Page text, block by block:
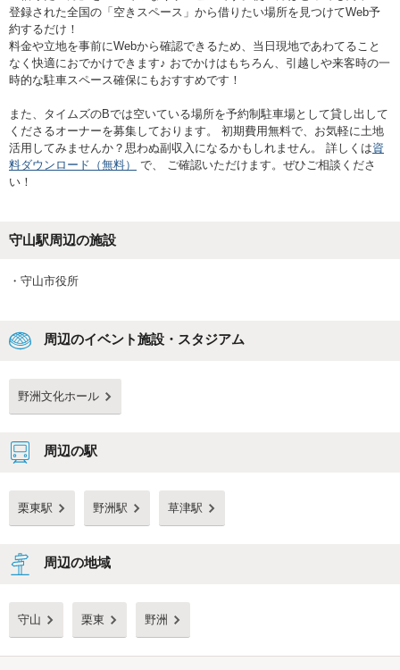
登録された全国の「空きスペース」から借りたい場所を見つけてWeb予
約するだけ！
料金や立地を事前にWebから確認できるため、当日現地であわてること
なく快適におでかけできます♪ おでかけはもちろん、引越しや来客時の一
時的な駐車スペース確保にもおすすめです！
また、タイムズのBでは空いている場所を予約制駐車場として貸し出して
くださるオーナーを募集しております。 初期費用無料で、お気軽に土地
活用してみませんか？思わぬ副収入になるかもしれません。 詳しくは資
料ダウンロード（無料）
で、 ご確認いただけます。ぜひご相談くださ
い！
守山駅周辺の施設
・ 守山市役所
周辺のイベント施設・スタジアム
野洲文化ホール
周辺の駅
栗東駅 野洲駅 草津駅
周辺の地域
守山 栗東 野洲